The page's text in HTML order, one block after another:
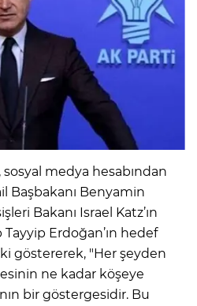
, sosyal medya hesabından
Başbakanı Benyamin
Bakanı Israel Katz’ın
Erdoğan’ın hedef
göstererek, "Her şeyden
ne kadar köşeye
bir göstergesidir. Bu